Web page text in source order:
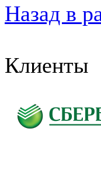
Назад в
Клиенты